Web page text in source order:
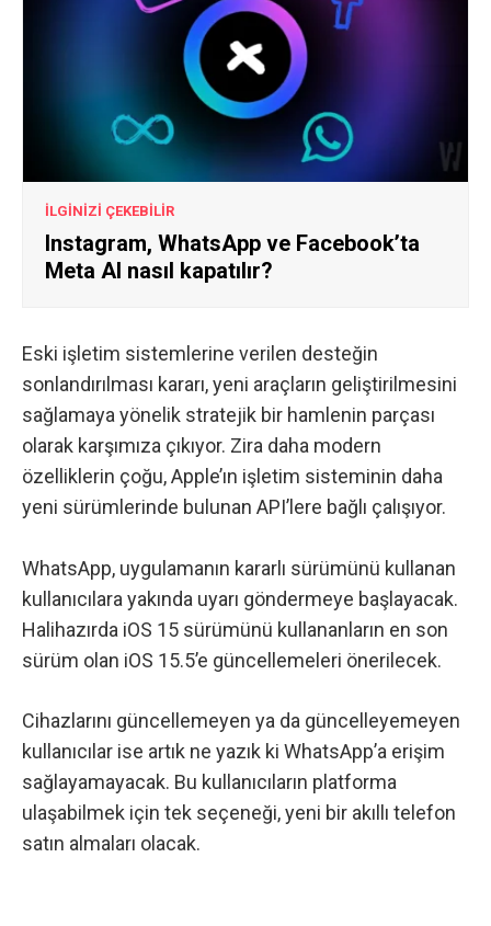
İLGİNİZİ ÇEKEBİLİR
Instagram, WhatsApp ve Facebook’ta
Meta AI nasıl kapatılır?
Eski işletim sistemlerine verilen desteğin
sonlandırılması kararı, yeni araçların geliştirilmesini
sağlamaya yönelik stratejik bir hamlenin parçası
olarak karşımıza çıkıyor. Zira daha modern
özelliklerin çoğu, Apple’ın işletim sisteminin daha
yeni sürümlerinde bulunan API’lere bağlı çalışıyor.
WhatsApp, uygulamanın kararlı sürümünü kullanan
kullanıcılara yakında uyarı göndermeye başlayacak.
Halihazırda iOS 15 sürümünü kullananların en son
sürüm olan iOS 15.5’e güncellemeleri önerilecek.
Cihazlarını güncellemeyen ya da güncelleyemeyen
kullanıcılar ise artık ne yazık ki WhatsApp’a erişim
sağlayamayacak. Bu kullanıcıların platforma
ulaşabilmek için tek seçeneği, yeni bir akıllı telefon
satın almaları olacak.